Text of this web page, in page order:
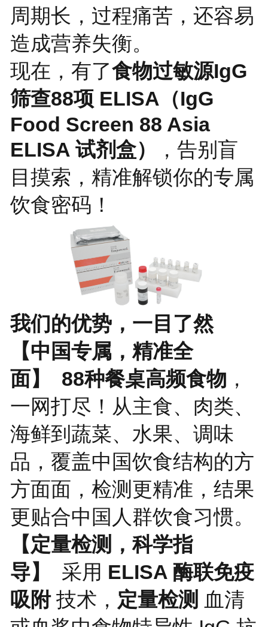
周期长，过程痛苦，还容易
造成营养失衡。
现在，有了食物过敏源IgG
筛查88项 ELISA （IgG
Food Screen 88 Asia
ELISA 试剂盒）
，告别盲
目摸索，精准解锁你的专属
饮食密码！
我们的优势，一目了然
【中国专属，精准全
面】
88种餐桌高频食物 ，
一网打尽！从主食、肉类、
海鲜到蔬菜、水果、调味
品，覆盖中国饮食结构的方
方面面，检测更精准，结果
更贴合中国人群饮食习惯。
【定量检测，科学指
导】
采用 ELISA 酶联免疫
吸附技术， 定量检测 血清